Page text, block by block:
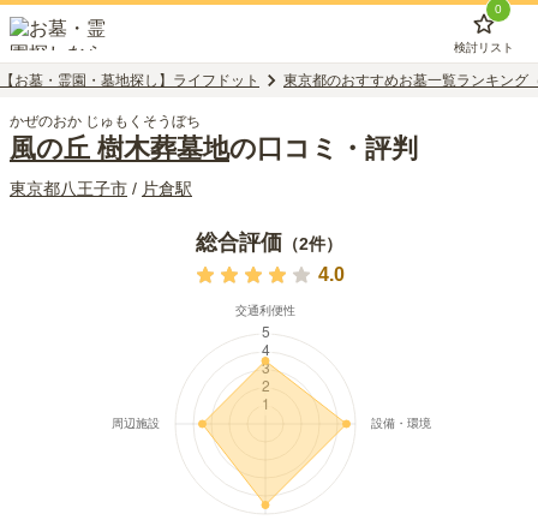
0
検討リスト
【お墓・霊園・墓地探し】ライフドット 東京都のおすすめお墓一覧ランキング
かぜのおか じゅもくそうぼち
風の丘 樹木葬墓地の口コミ・評判
東京都八王子市 / 片倉駅
総合評価 （2件）
4.0